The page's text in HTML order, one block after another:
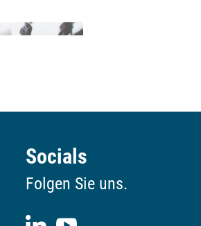
Socials
Folgen Sie uns.